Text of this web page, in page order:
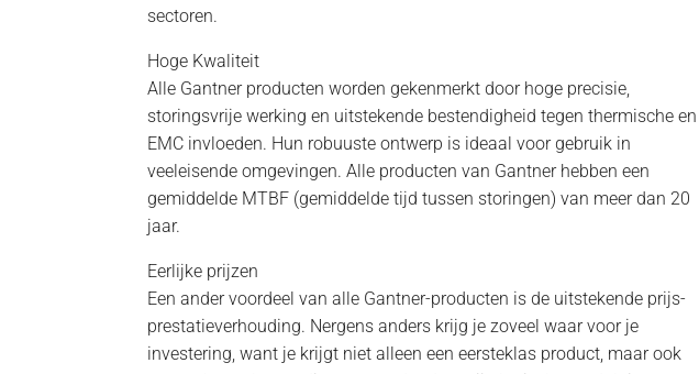
sectoren.
Hoge Kwaliteit
Alle Gantner producten worden gekenmerkt door hoge precisie,
storingsvrije werking en uitstekende bestendigheid tegen thermische en
EMC invloeden. Hun robuuste ontwerp is ideaal voor gebruik in
veeleisende omgevingen. Alle producten van Gantner hebben een
gemiddelde MTBF (gemiddelde tijd tussen storingen) van meer dan 20
jaar.
Eerlijke prijzen
Een ander voordeel van alle Gantner-producten is de uitstekende prijs-
prestatieverhouding. Nergens anders krijg je zoveel waar voor je
investering, want je krijgt niet alleen een eersteklas product, maar ook